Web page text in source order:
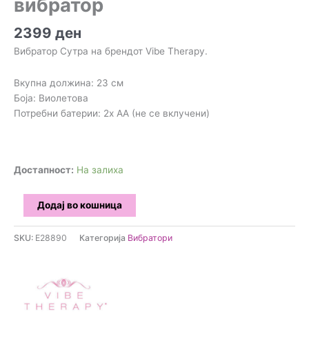
вибратор
2399 ден
Вибратор Сутра на брендот Vibe Therapy.
Вкупна должина: 23 см
Боја: Виолетова
Потребни батерии: 2x AA (не се вклучени)
Достапност: На залиха
Therapy
Додај во кошница
SKU: E28890 Категорија Вибратори